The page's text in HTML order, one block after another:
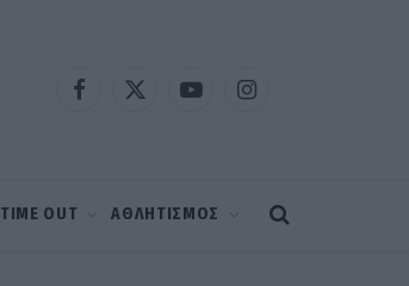
Facebook
X
YouTubeInstagram
TIME OUT ΑΘΛΗΤΙΣΜΟΣ